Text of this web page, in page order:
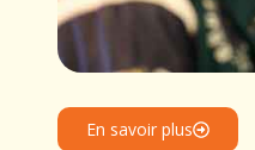
En savoir plus